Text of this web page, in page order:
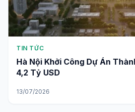
TIN TỨC
Hà Nội Khởi Công Dự Án
4,2 Tỷ USD
13/07/2026